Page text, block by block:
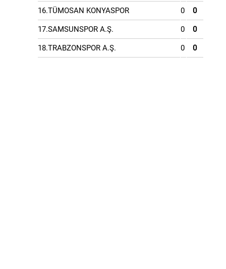
16.TÜMOSAN KONYASPOR 0 0
17.SAMSUNSPOR A.Ş. 0 0
18.TRABZONSPOR A.Ş. 0 0